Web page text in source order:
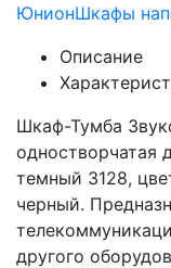
ЮнионШкафы
Описание
Шкаф-Тумба
одностворчатая
темный 3128,
черный.
другого